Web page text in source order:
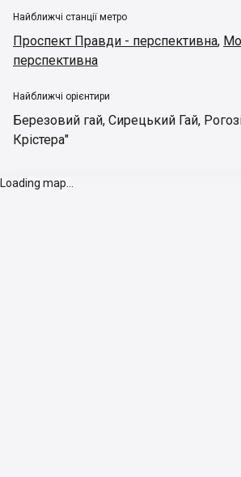
Найближчі станції метро
Проспект Правди - перспективна,
перспективна
Найближчі орієнтири
Березовий гай, Сирецький Гай,
Крістера"
Loading map...